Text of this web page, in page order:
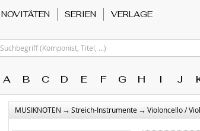
NOVITÄTEN SERIEN VERLAGE
Suchbegriff (Komponist, Titel, ...)
A B C D E F G H I J
MUSIKNOTEN → Streich-Instrumente → Violoncello /